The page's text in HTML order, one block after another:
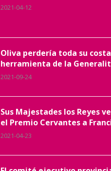
2021-04-12
Oliva perdería toda su
herramienta de la
2021-09-24
Sus Majestades los Reyes
el Premio Cervantes a
2021-04-23